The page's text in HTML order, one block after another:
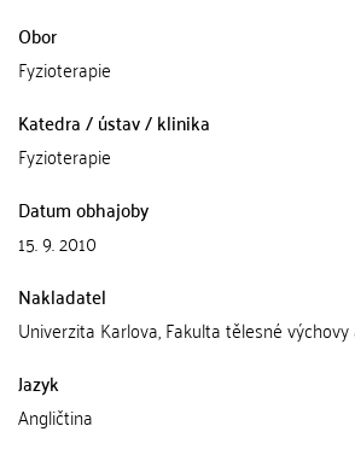
Obor
Fyzioterapie
Katedra / ústav / klinika
Fyzioterapie
Datum obhajoby
15. 9. 2010
Nakladatel
Univerzita Karlova, Fakulta tělesné
Jazyk
Angličtina